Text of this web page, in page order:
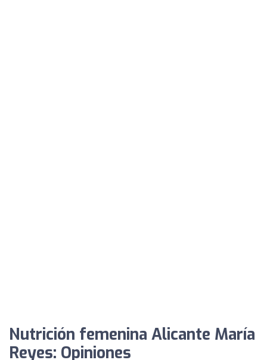
Nutrición femenina Alicante María
Reyes: Opiniones